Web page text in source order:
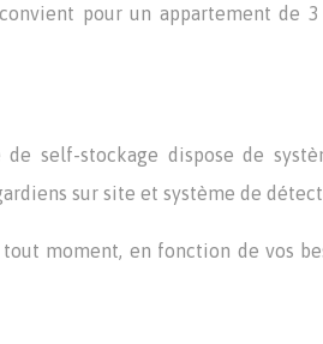
pour un appartement de 3
self-stockage dispose de
sur site et système de
moment, en fonction de vos